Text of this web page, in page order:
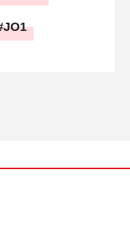
JO1